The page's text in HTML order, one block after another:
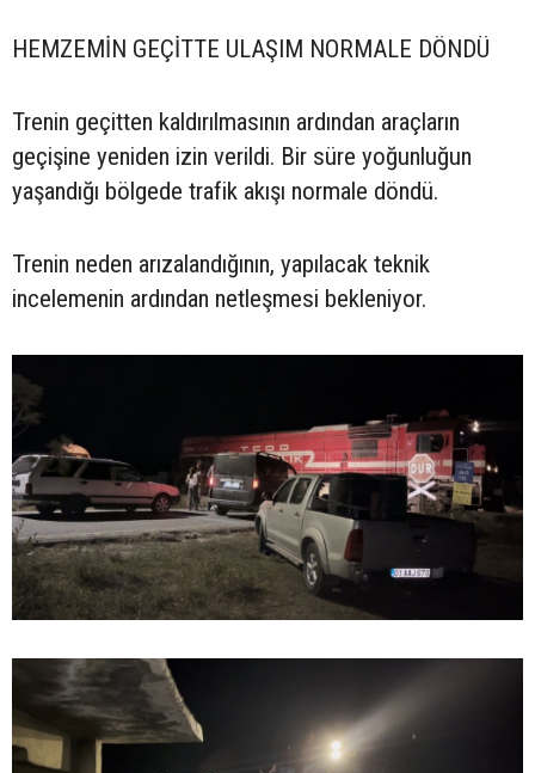
HEMZEMİN GEÇİTTE ULAŞIM NORMALE DÖNDÜ
Trenin geçitten kaldırılmasının ardından araçların
geçişine yeniden izin verildi. Bir süre yoğunluğun
yaşandığı bölgede trafik akışı normale döndü.
Trenin neden arızalandığının, yapılacak teknik
incelemenin ardından netleşmesi bekleniyor.